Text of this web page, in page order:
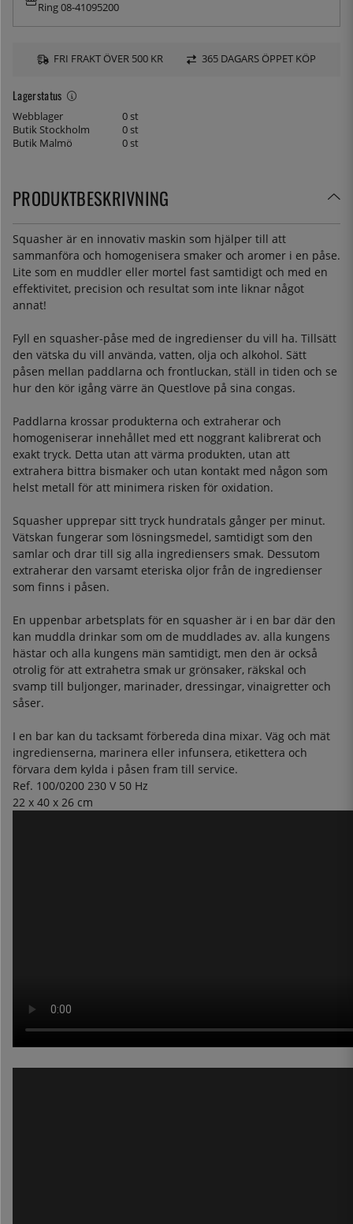
Lagerstatus
Webblager
0 st
Butik Stockholm
0 st
Butik Malmö
0 st
Ring 08-41095200
FRI FRAKT ÖVER 500 KR 365 DAGARS ÖPPET KÖP
PRODUKTBESKRIVNING
Squasher är en innovativ maskin som hjälper till att
sammanföra och homogenisera smaker och aromer i en påse.
Lite som en muddler eller mortel fast samtidigt och med en
effektivitet, precision och resultat som inte liknar något
annat!
Fyll en squasher-påse med de ingredienser du vill ha. Tillsätt
den vätska du vill använda, vatten, olja och alkohol. Sätt
påsen mellan paddlarna och frontluckan, ställ in tiden och se
hur den kör igång värre än Questlove på sina congas.
Paddlarna krossar produkterna och extraherar och
homogeniserar innehållet med ett noggrant kalibrerat och
exakt tryck. Detta utan att värma produkten, utan att
extrahera bittra bismaker och utan kontakt med någon som
helst metall för att minimera risken för oxidation.
Squasher upprepar sitt tryck hundratals gånger per minut.
Vätskan fungerar som lösningsmedel, samtidigt som den
samlar och drar till sig alla ingrediensers smak. Dessutom
extraherar den varsamt eteriska oljor från de ingredienser
som finns i påsen.
En uppenbar arbetsplats för en squasher är i en bar där den
kan muddla drinkar som om de muddlades av. alla kungens
hästar och alla kungens män samtidigt, men den är också
otrolig för att extrahetra smak ur grönsaker, räkskal och
svamp till buljonger, marinader, dressingar, vinaigretter och
såser.
I en bar kan du tacksamt förbereda dina mixar. Väg och mät
ingredienserna, marinera eller infunsera, etikettera och
förvara dem kylda i påsen fram till service.
Ref. 100/0200 230 V 50 Hz
22 x 40 x 26 cm